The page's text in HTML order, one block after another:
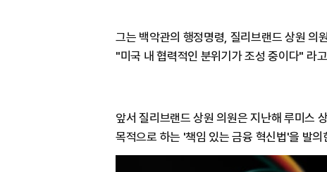
그는 백악관의 행정명령, 질리브랜드 상원 의
"미국 내 협력적인 분위기가 조성 중이다" 라
앞서 질리브랜드 상원 의원은 지난해 루미스
목적으로 하는 '책임 있는 금융 혁신법'을 발의